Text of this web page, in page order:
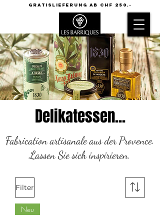
GRATISLIEFERUNG AB CHF 250.-
Delikatessen...
Fabrication artisanale aus der Provence.
Lassen Sie sich inspirieren.
Filter
Neu